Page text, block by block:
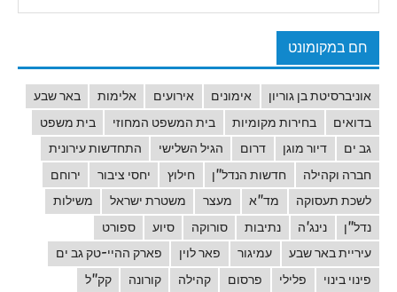
חם במקומונט
אוניברסיטת בן גוריון אימונים אירועים אלימות
באר שבע
בדואים
בחירות מקומיות בית המשפט המחוזי
בית משפט
גב ים
דיור מוגן דרום הגיל השלישי
התחדשות עירונית
חברה וקהילה
חדשות הנדל"ן חילוץ יחסי ציבור
ירוחם
לשכת תעסוקה
מד"א מעצר משטרת ישראל
משילות
נדל"ן
נינג'ה נתיבות סורוקה סיוע
ספורט
עיריית באר שבע
עמיגור פאר לוין
פארק ההיי-טק גב ים
פינוי בינוי
פלילי פרסום קהילה קורונה
קק"ל